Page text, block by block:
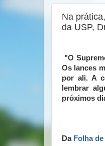
Na
da USP,
Os lances
por ali. A
lembrar
próximos
Da Folha